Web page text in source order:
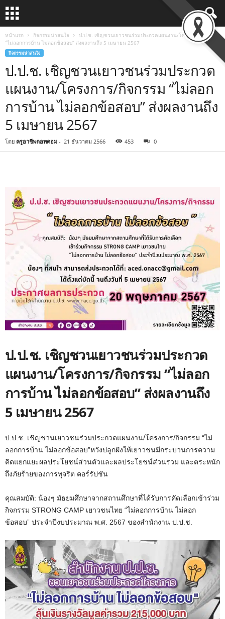
หน้าแรก กิจกรรมน่าสนใจ
ป.ป.ช. เชิญชวนเยาวชนร่วมประกวดแผนงาน/โครงการ/กิจกรรม
“ไม่ลอกการบ้าน ไม่ลอกข้อสอบ” ส่งผลงานถึง 5 เมษายน 2567
กิจกรรมน่าสนใจ
ป.ป.ช. เชิญชวนเยาวชนร่วมประกวด
แผนงาน/โครงการ/กิจกรรม “ไม่ลอก
การบ้าน ไม่ลอกข้อสอบ” ส่งผลงานถึง
5 เมษายน 2567
โดย ครูอาชีพดอทคอม - 21 ธันวาคม 2566 453 0
ป.ป.ช. เชิญชวนเยาวชนร่วมประกวด
แผนงาน/โครงการ/กิจกรรม “ไม่ลอก
การบ้าน ไม่ลอกข้อสอบ” ส่งผลงานถึง
5 เมษายน 2567
ป.ป.ช. เชิญชวนเยาวชนร่วมประกวดแผนงาน/โครงการ/กิจกรรม “ไม่
ลอกการบ้าน ไม่ลอกข้อสอบ”หวังปลูกฝังให้เยาวชนมีกระบวนการความ
คิดแยกแยะผลประโยชน์ส่วนตัวและผลประโยชน์ส่วนรวม และตระหนัก
ถึงภัยร้ายของการทุจริต คอร์รัปชัน
คุณสมบัติ: น้องๆ มัธยมศึกษาจากสถานศึกษาที่ได้รับการคัดเลือกเข้าร่วม
กิจกรรม STRONG CAMP เยาวชนไทย “ไม่ลอกการบ้าน ไม่ลอก
ข้อสอบ” ประจำปีงบประมาณ พ.ศ. 2567 ของสำนักงาน ป.ป.ช.